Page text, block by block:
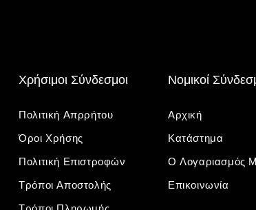
Χρήσιμοι Σύνδεσμοι
Πολιτική Απρρήτου
Όροι Χρήσης
Πολιτική Επιστροφών
Τρόποι Αποστολής
Νομικοί
Αρχική
Κατάστημα
Ο Λογαριασμός
Επικοινωνία